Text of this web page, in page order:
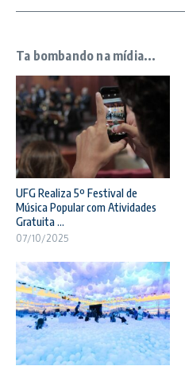
Ta bombando na mídia...
UFG Realiza 5º Festival de
Música Popular com Atividades
Gratuita ...
07/10/2025